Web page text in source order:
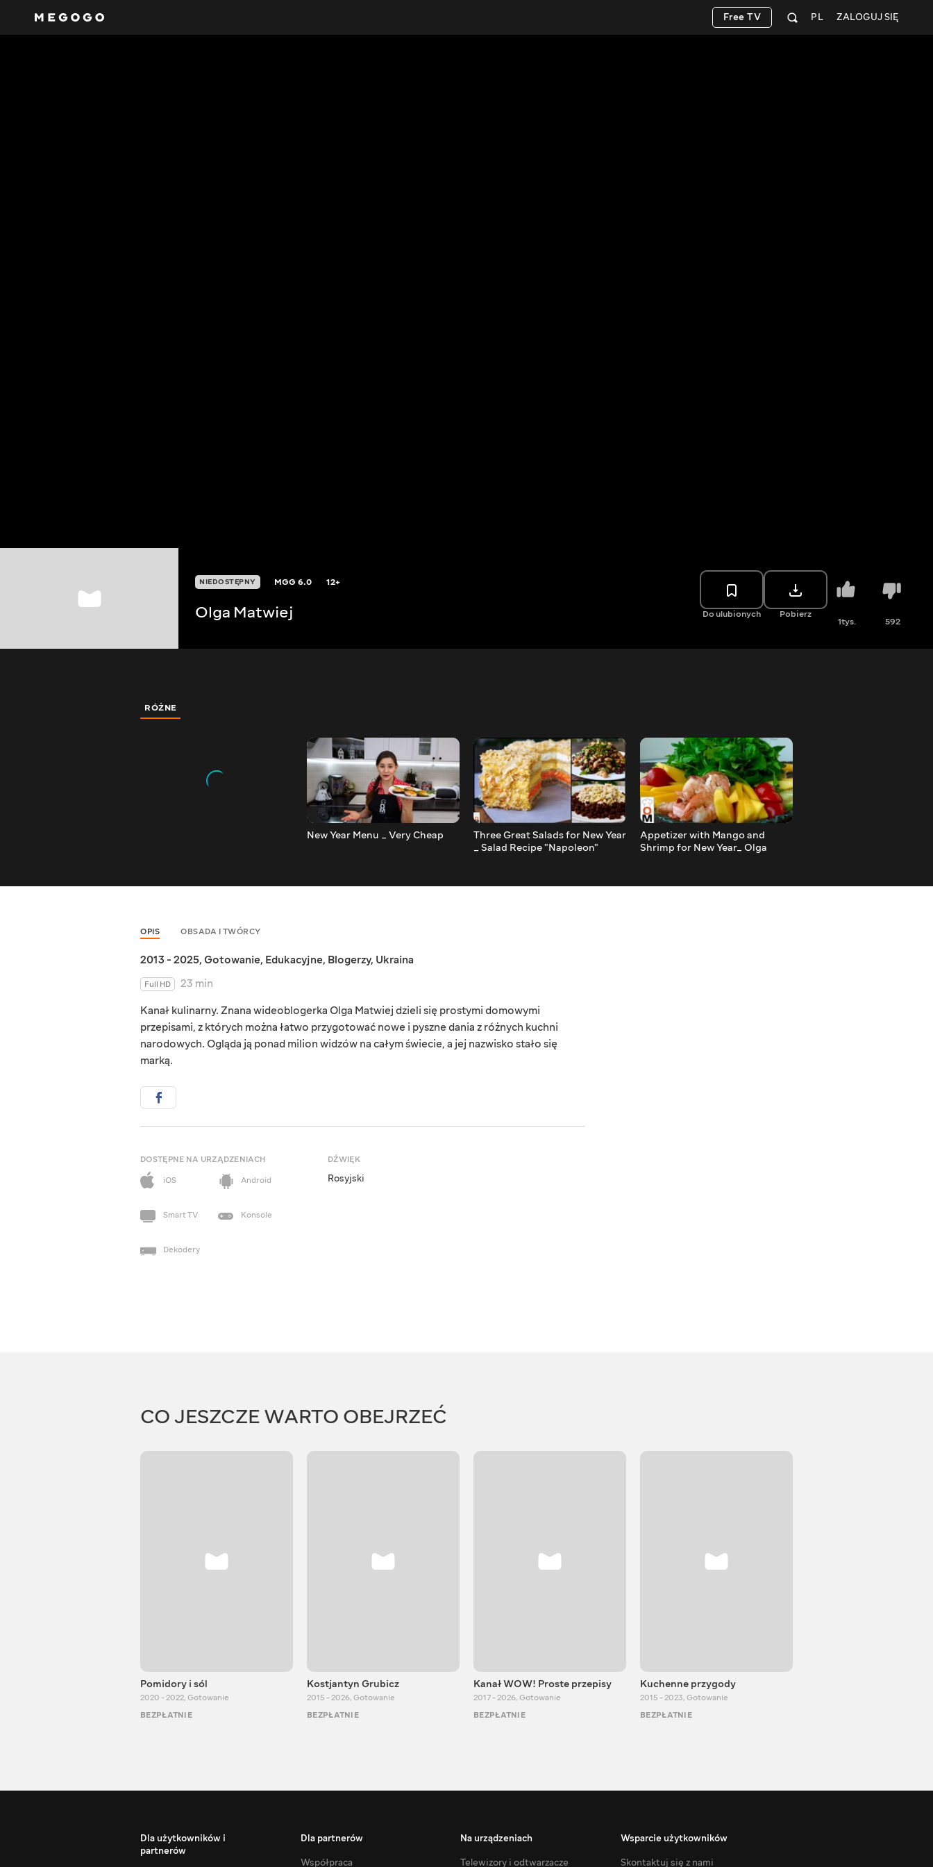
ZALOGUJ SIĘ
PL
Free TV
NIEDOSTĘPNY MGG6.0 12+
Olga Matwiej Do ulubionych Pobierz
1tys. 592
RÓŻNE
New Year Menu _ Very Cheap
Three Great Salads for New Year
_ Salad Recipe "Napoleon"
Appetizer with Mango and
Shrimp for New Year_ Olga
OPIS OBSADA I TWÓRCY
2013 - 2025, Gotowanie, Edukacyjne, Blogerzy, Ukraina
Full HD
23 min
Kanał kulinarny. Znana wideoblogerka Olga Matwiej dzieli się prostymi domowymi
przepisami, z których można łatwo przygotować nowe i pyszne dania z różnych kuchni
narodowych. Ogląda ją ponad milion widzów na całym świecie, a jej nazwisko stało się
marką.
DOSTĘPNE NA URZĄDZENIACH
iOS
Android
Smart TV Konsole
Dekodery
DŹWIĘK
Rosyjski
CO JESZCZE WARTO OBEJRZEĆ
Pomidory i sól
2020 - 2022, Gotowanie
BEZPŁATNIE
Kostjantyn Grubicz
2015 - 2026, Gotowanie
BEZPŁATNIE
Kanał WOW! Proste przepisy
2017 - 2026, Gotowanie
BEZPŁATNIE
Kuchenne przygody
2015 - 2023, Gotowanie
BEZPŁATNIE
Dla użytkowników i
partnerów
Dla partnerów
Współpraca
Na urządzeniach
Telewizory i odtwarzacze
Wsparcie użytkowników
Skontaktuj się z nami